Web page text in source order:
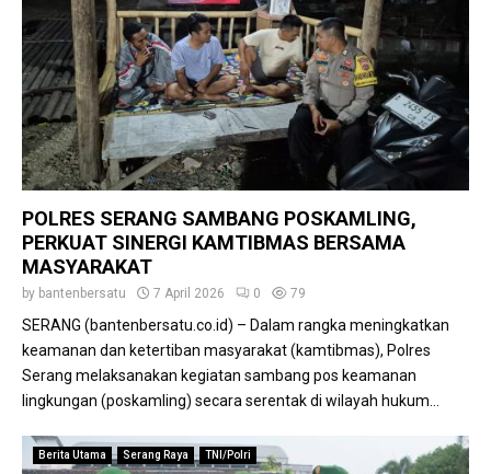
POLRES SERANG SAMBANG POSKAMLING,
PERKUAT SINERGI KAMTIBMAS BERSAMA
MASYARAKAT
by bantenbersatu 7 April 2026 0 79
SERANG (bantenbersatu.co.id) – Dalam rangka meningkatkan
keamanan dan ketertiban masyarakat (kamtibmas), Polres
Serang melaksanakan kegiatan sambang pos keamanan
lingkungan (poskamling) secara serentak di wilayah hukum...
Berita Utama Serang Raya TNI/Polri